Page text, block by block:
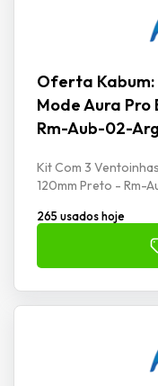
Oferta Kabum:
Mode Aura Pro
Rm-Aub-02-
Kit Com 3
120mm Preto - Rm-
265 usados hoje